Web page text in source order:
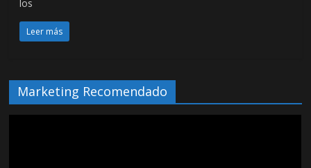
los
Leer más
Marketing Recomendado